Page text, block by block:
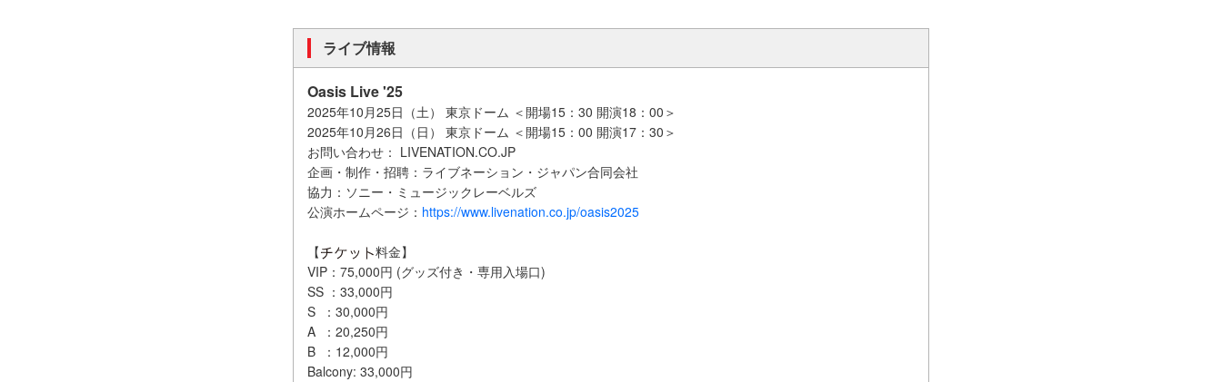
ライブ情報
Oasis Live '25
2025年10月25日（土） 東京ドーム ＜開場15：30 開演18：00＞
2025年10月26日（日） 東京ドーム ＜開場15：00 開演17：30＞
お問い合わせ： LIVENATION.CO.JP
企画・制作・招聘：ライブネーション・ジャパン合同会社
協力：ソニー・ミュージックレーベルズ
公演ホームページ： https://www.livenation.co.jp/oasis2025
【
料金】
VIP：75,000円 (グッズ付き・専用入場口)
SS ：33,000円
S ：30,000円
A ：20,250円
B ：12,000円
Balcony: 33,000円